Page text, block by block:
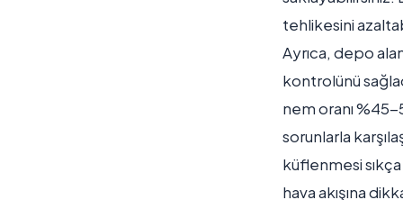
tehlikesini
Ayrıca, depo
kontrolünü
nem oranı %45-
sorunlarla
küflenmesi
hava akışına